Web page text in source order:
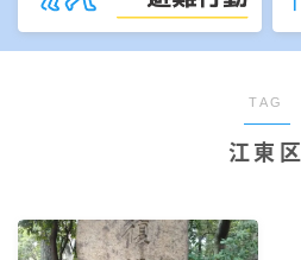
シチズン防災プロジェクト
災害伝承検定
TAG
江東区